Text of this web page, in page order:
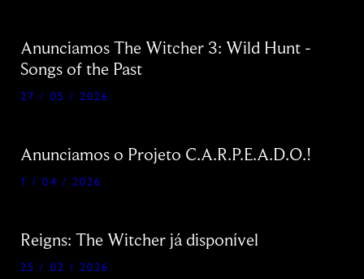
Anunciamos The Witcher 3: Wild Hunt -
Songs of the Past
27 / 05 / 2026
Anunciamos o Projeto C.A.R.P.E.A.D.O.!
1 / 04 / 2026
Reigns: The Witcher já disponível
25 / 02 / 2026